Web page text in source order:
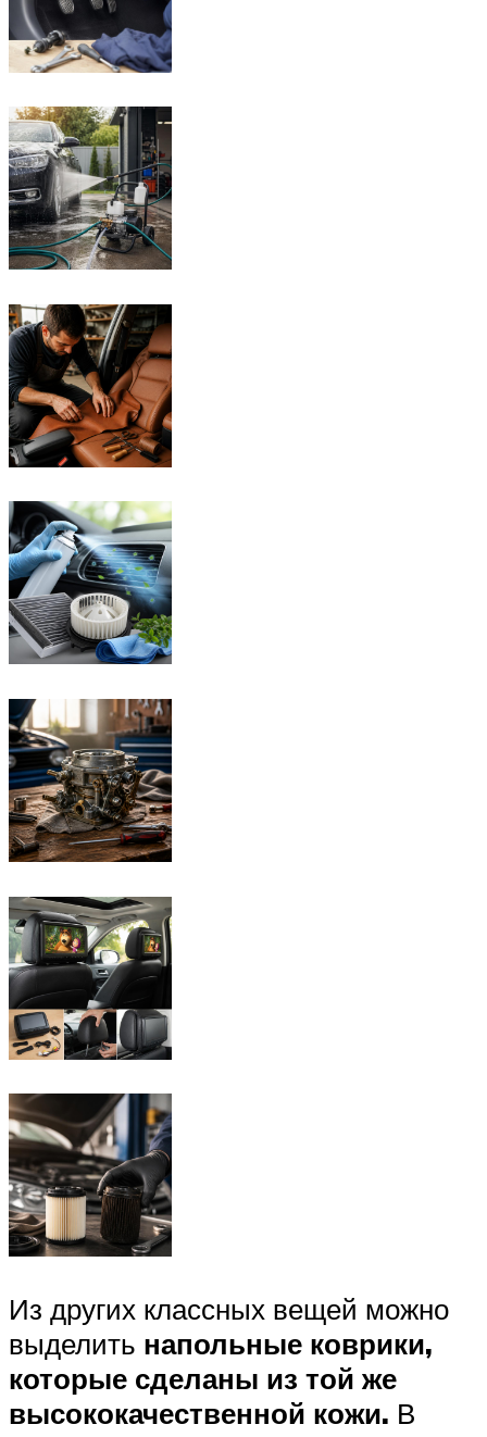
Из других классных вещей можно
выделить напольные коврики,
которые сделаны из той же
высококачественной кожи. В